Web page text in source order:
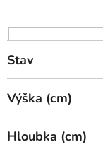
u
k
t
ů
Stav
Výška (cm)
Hloubka (cm)